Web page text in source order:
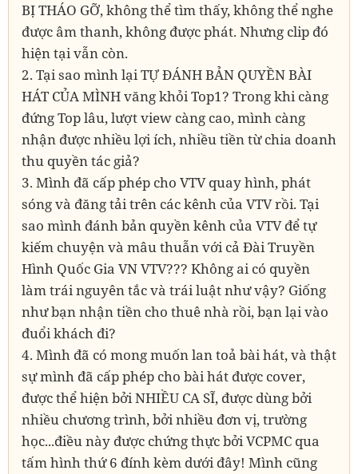
BỊ THÁO GỠ, không thể tìm thấy, không thể nghe
được âm thanh, không được phát. Nhưng clip đó
hiện tại vẫn còn.
2. Tại sao mình lại TỰ ĐÁNH BẢN QUYỀN BÀI
HÁT CỦA MÌNH văng khỏi Top1? Trong khi càng
đứng Top lâu, lượt view càng cao, mình càng
nhận được nhiều lợi ích, nhiều tiền từ chia doanh
thu quyền tác giả?
3. Mình đã cấp phép cho VTV quay hình, phát
sóng và đăng tải trên các kênh của VTV rồi. Tại
sao mình đánh bản quyền kênh của VTV để tự
kiếm chuyện và mâu thuẫn với cả Đài Truyền
Hình Quốc Gia VN VTV??? Không ai có quyền
làm trái nguyên tắc và trái luật như vậy? Giống
như bạn nhận tiền cho thuê nhà rồi, bạn lại vào
đuổi khách đi?
4. Mình đã có mong muốn lan toả bài hát, và thật
sự mình đã cấp phép cho bài hát được cover,
được thể hiện bởi NHIỀU CA SĨ, được dùng bởi
nhiều chương trình, bởi nhiều đơn vị, trường
học...điều này được chứng thực bởi VCPMC qua
tấm hình thứ 6 đính kèm dưới đây! Mình cũng